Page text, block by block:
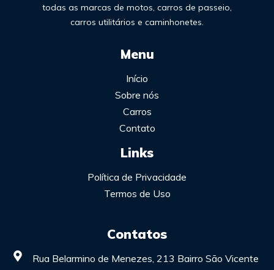
todas as marcas de motos, carros de passeio,
carros utilitários e caminhonetes.
Menu
Início
Sobre nós
Carros
Contato
Links
Política de Privacidade
Termos de Uso
Contatos
Rua Belarmino de Menezes, 213 Bairro São Vicente